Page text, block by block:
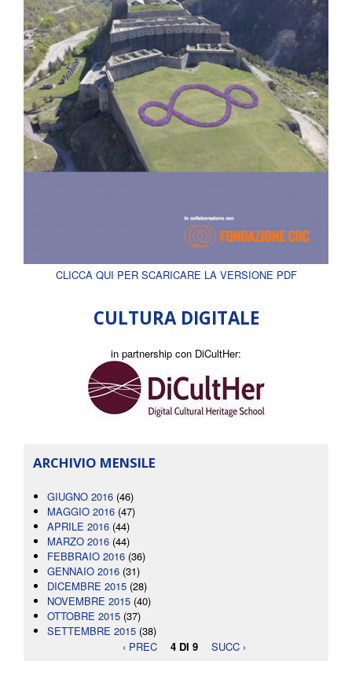
CLICCA QUI PER SCARICARE LA VERSIONE PDF
CULTURA DIGITALE
in partnership con DiCultHer:
ARCHIVIO MENSILE
GIUGNO 2016 (46)
MAGGIO 2016 (47)
APRILE 2016 (44)
MARZO 2016 (44)
FEBBRAIO 2016 (36)
GENNAIO 2016 (31)
DICEMBRE 2015 (28)
NOVEMBRE 2015 (40)
OTTOBRE 2015 (37)
SETTEMBRE 2015 (38)
‹ PREC
4 DI 9 SUCC ›